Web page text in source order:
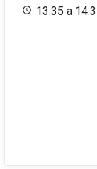
13:35 a